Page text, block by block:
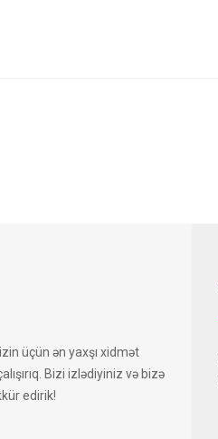
üçün ən yaxşı xidmət
Bizi izlədiyiniz və bizə
edirik!